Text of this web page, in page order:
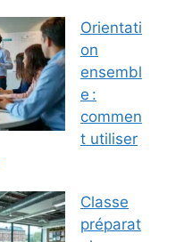
Orientati
on
ensembl
e :
commen
t utiliser
Classe
préparat